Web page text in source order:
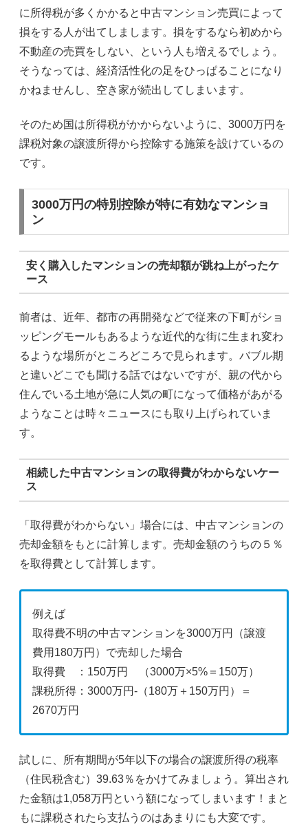
に所得税が多くかかると中古マンション売買によって
損をする人が出てしまします。損をするなら初めから
不動産の売買をしない、という人も増えるでしょう。
そうなっては、経済活性化の足をひっぱることになり
かねませんし、空き家が続出してしまいます。
そのため国は所得税がかからないように、3000万円を
課税対象の譲渡所得から控除する施策を設けているの
です。
3000万円の特別控除が特に有効なマンショ
ン
安く購入したマンションの売却額が跳ね上がったケ
ース
前者は、近年、都市の再開発などで従来の下町がショ
ッピングモールもあるような近代的な街に生まれ変わ
るような場所がところどころで見られます。バブル期
と違いどこでも聞ける話ではないですが、親の代から
住んでいる土地が急に人気の町になって価格があがる
ようなことは時々ニュースにも取り上げられていま
す。
相続した中古マンションの取得費がわからないケー
ス
「取得費がわからない」場合には、中古マンションの
売却金額をもとに計算します。売却金額のうちの５％
を取得費として計算します。
例えば
取得費不明の中古マンションを3000万円（譲渡
費用180万円）で売却した場合
取得費 ：150万円 （3000万×5%＝150万）
課税所得：3000万円-（180万＋150万円）＝
2670万円
試しに、所有期間が5年以下の場合の譲渡所得の税率
（住民税含む）39.63％をかけてみましょう。算出され
た金額は1,058万円という額になってしまいます！まと
もに課税されたら支払うのはあまりにも大変です。